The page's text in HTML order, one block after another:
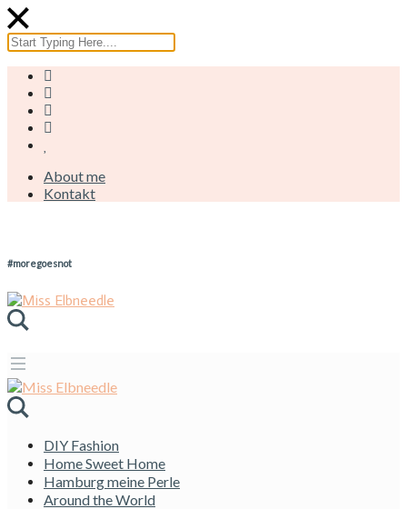
About me
Kontakt
#moregoesnot
DIY Fashion
Home Sweet Home
Hamburg meine Perle
Around the World